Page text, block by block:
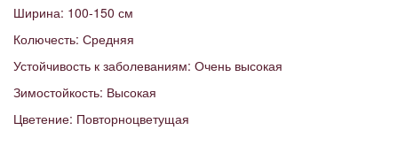
Ширина: 100-150 см
Колючесть: Средняя
Устойчивость к заболеваниям: Очень высокая
Зимостойкость: Высокая
Цветение: Повторноцветущая